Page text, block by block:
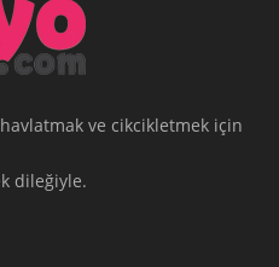
ve cikcikletmek için
dileğiyle.